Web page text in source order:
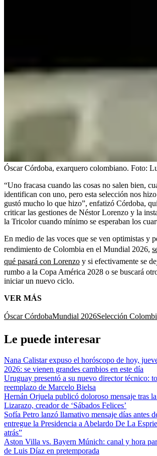
Óscar Córdoba, exarquero colombiano. Foto:
“Uno fracasa cuando las cosas no salen bien,
identifican con uno, pero esta selección nos
gustó mucho lo que hizo”, enfatizó Córdoba,
criticar las gestiones de Néstor Lorenzo y la
la Tricolor cuando mínimo se esperaban los
En medio de las voces que se ven optimistas y
rendimiento de Colombia en el Mundial 2026,
qué pasará con Lorenzo y si efectivamente se
rumbo a la Copa América 2028 o se buscará
iniciar un nuevo ciclo.
VER MÁS
Óscar CórdobaMundial 2026Selección
Le puede interesar
Nana Calistar expuso el horóscopo de hoy,
2026: se vienen grandes cambios en este día
Uruguay presentó a su nuevo director técnico:
reemplazo de Marcelo Bielsa
Hernán Orjuela publicó doloroso mensaje tras
Lizarazo, creador de ‘Sábados Felices’
Sofía Petro lanzó llamativo mensaje días antes
entregue la Presidencia a Abelardo De La
atrás”
Aston Villa vs. Bayern Múnich: canal y hora
de Luis Díaz en pretemporada